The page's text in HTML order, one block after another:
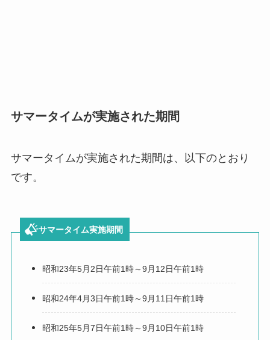
サマータイムが実施された期間
サマータイムが実施された期間は、以下のとおり
です。
サマータイム実施期間
昭和23年5月2日午前1時～9月12日午前1時
昭和24年4月3日午前1時～9月11日午前1時
昭和25年5月7日午前1時～9月10日午前1時